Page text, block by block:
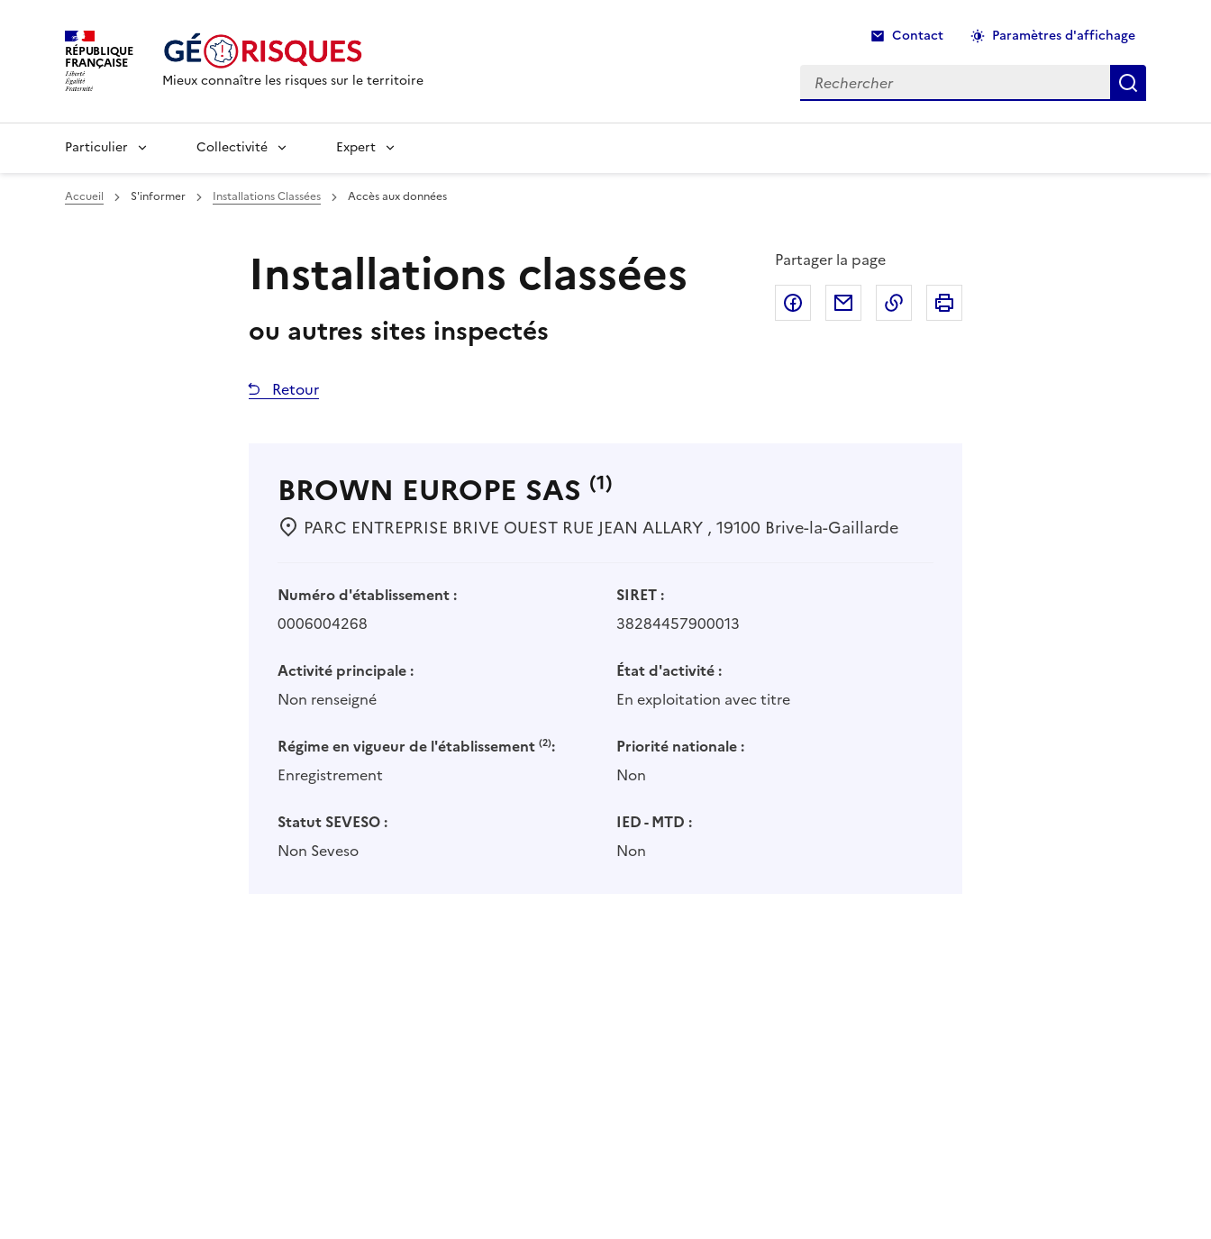
RÉPUBLIQUE
FRANÇAISE
Mieux connaître les risques sur le territoire
Contact Paramètres d'affichage
Rechercher
Recherche
Particulier Collectivité Expert
Accueil S'informer Installations Classées Accès aux données
Installations classées
ou autres sites inspectés
Partager la page
Partager sur Facebook
Partager par emailCopier dans le presse-papier
Retour
BROWN EUROPE SAS (1)
PARC ENTREPRISE BRIVE OUEST RUE JEAN ALLARY , 19100 Brive-la-Gaillarde
Numéro d'établissement :
0006004268
SIRET :
38284457900013
Activité principale :
Non renseigné
État d'activité :
En exploitation avec titre
Régime en vigueur de l'établissement (2):
Enregistrement
Priorité nationale :
Non
Statut SEVESO :
Non Seveso
IED - MTD :
Non